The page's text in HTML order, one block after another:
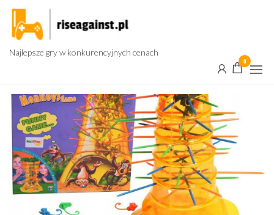
Przejdź
treści
Najlepsze gry w konkurencyjnych cenach
0